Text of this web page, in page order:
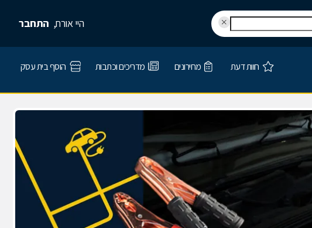
היי אורח, התחבר
חוות דעת מחירונים מדריכים וכתבות הוסף בית עסק